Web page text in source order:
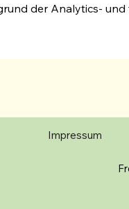
der Analytics-
Impressum